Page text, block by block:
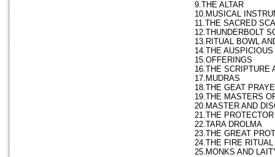
9.THE ALTAR
10.MUSICAL
11.THE SACRED
12.THUNDERBOLT
13.RITUAL BOWL
14.THE
15.OFFERINGS
16.THE SCRIPTURE
17.MUDRAS
18.THE GEAT
19.THE MASTERS
20.MASTER AND
21.THE
22.TARA DROLMA
23.THE GREAT
24.THE FIRE RITUAL
25.MONKS AND